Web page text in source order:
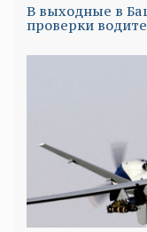
В выходные в
проверки